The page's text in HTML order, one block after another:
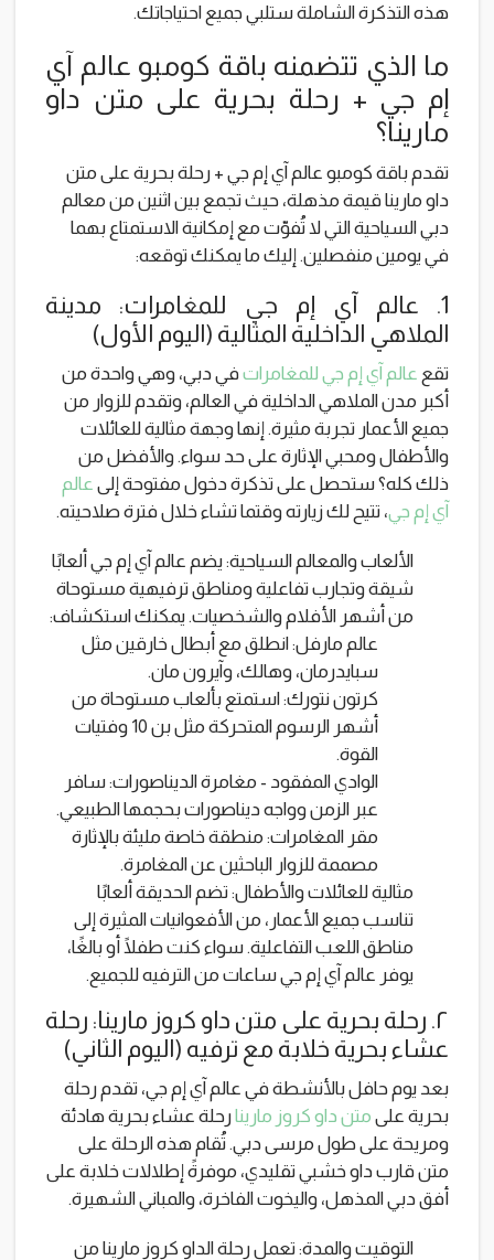
هذه التذكرة الشاملة ستلبي جميع احتياجاتك.
ما الذي تتضمنه باقة كومبو عالم آي
إم جي + رحلة بحرية على متن داو
مارينا؟
تقدم باقة كومبو عالم آي إم جي + رحلة بحرية على متن
داو مارينا قيمة مذهلة، حيث تجمع بين اثنين من معالم
دبي السياحية التي لا تُفوّت مع إمكانية الاستمتاع بهما
في يومين منفصلين. إليك ما يمكنك توقعه:
1. عالم آي إم جي للمغامرات: مدينة
الملاهي الداخلية المثالية (اليوم الأول)
تقع عالم آي إم جي للمغامراتفي دبي، وهي واحدة من
أكبر مدن الملاهي الداخلية في العالم، وتقدم للزوار من
جميع الأعمار تجربة مثيرة. إنها وجهة مثالية للعائلات
والأطفال ومحبي الإثارة على حد سواء. والأفضل من
ذلك كله؟ ستحصل على تذكرة دخول مفتوحة إلى عالم
آي إم جي، تتيح لك زيارته وقتما تشاء خلال فترة صلاحيته.
الألعاب والمعالم السياحية: يضم عالم آي إم جي ألعابًا
شيقة وتجارب تفاعلية ومناطق ترفيهية مستوحاة
من أشهر الأفلام والشخصيات. يمكنك استكشاف:
عالم مارفل: انطلق مع أبطال خارقين مثل
سبايدرمان، وهالك، وآيرون مان.
كرتون نتورك: استمتع بألعاب مستوحاة من
أشهر الرسوم المتحركة مثل بن 10 وفتيات
القوة.
الوادي المفقود - مغامرة الديناصورات: سافر
عبر الزمن وواجه ديناصورات بحجمها الطبيعي.
مقر المغامرات: منطقة خاصة مليئة بالإثارة
مصممة للزوار الباحثين عن المغامرة.
مثالية للعائلات والأطفال: تضم الحديقة ألعابًا
تناسب جميع الأعمار، من الأفعوانيات المثيرة إلى
مناطق اللعب التفاعلية. سواء كنت طفلًا أو بالغًا،
يوفر عالم آي إم جي ساعات من الترفيه للجميع.
٢. رحلة بحرية على متن داو كروز مارينا: رحلة
عشاء بحرية خلابة مع ترفيه (اليوم الثاني)
بعد يوم حافل بالأنشطة في عالم آي إم جي، تقدم رحلة
بحرية على متن داو كروز مارينارحلة عشاء بحرية هادئة
ومريحة على طول مرسى دبي. تُقام هذه الرحلة على
متن قارب داو خشبي تقليدي، موفرةً إطلالات خلابة على
أفق دبي المذهل، واليخوت الفاخرة، والمباني الشهيرة.
التوقيت والمدة: تعمل رحلة الداو كروز مارينا من